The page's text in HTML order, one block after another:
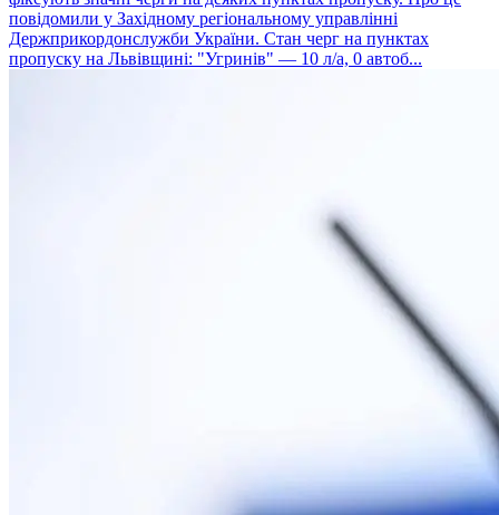
повідомили у Західному регіональному управлінні
Держприкордонслужби України. Стан черг на пунктах
пропуску на Львівщині: "Угринів" — 10 л/а, 0 автоб...